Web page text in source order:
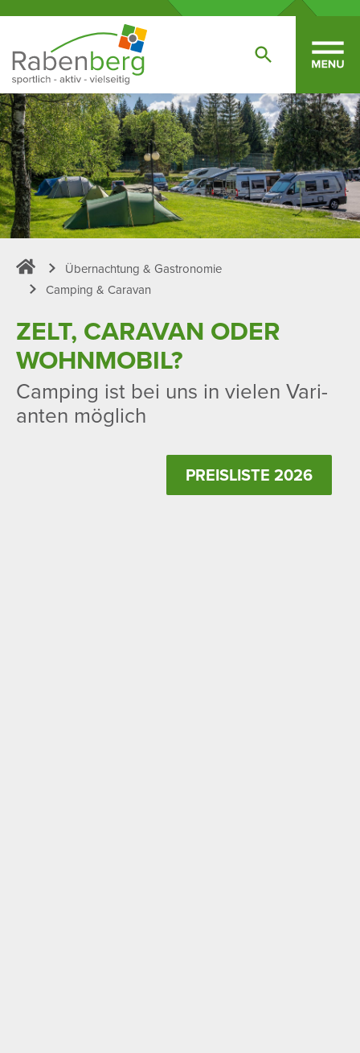
Sportpark Rabenberg
Übernachtung & Gastronomie
Camping & Caravan
ZELT, CARAVAN ODER
WOHN­MOBIL?
Camping ist bei uns in vielen Vari­
anten möglich
PREIS­LISTE 2026